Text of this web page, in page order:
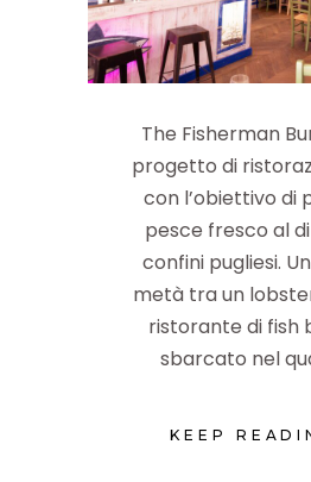
The Fisherman
progetto di
con l’obiettivo di
pesce fresco al
confini pugliesi.
metà tra un
ristorante di fish
sbarcato nel
KEEP